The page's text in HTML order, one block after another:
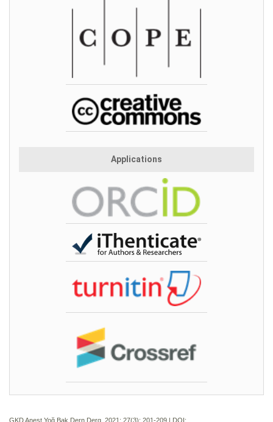
Applications
GKD Anest Yoğ Bak Dern Derg. 2021; 27(3): 201-209 | DOI: